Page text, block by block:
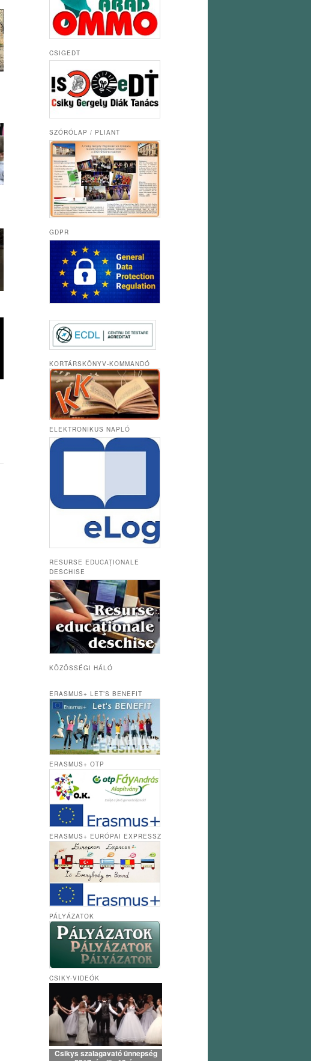
CSIGEDT
SZÓRÓLAP / PLIANT
GDPR
KORTÁRSKÖNYV-KOMMANDÓ
ELEKTRONIKUS NAPLÓ
RESURSE EDUCAȚIONALE
DESCHISE
KÖZÖSSÉGI HÁLÓ
ERASMUS+ LET’S BENEFIT
ERASMUS+ OTP
ERASMUS+ EURÓPAI EXPRESSZ
PÁLYÁZATOK
CSIKY-VIDEÓK
Csikys szalagavató ünnepség